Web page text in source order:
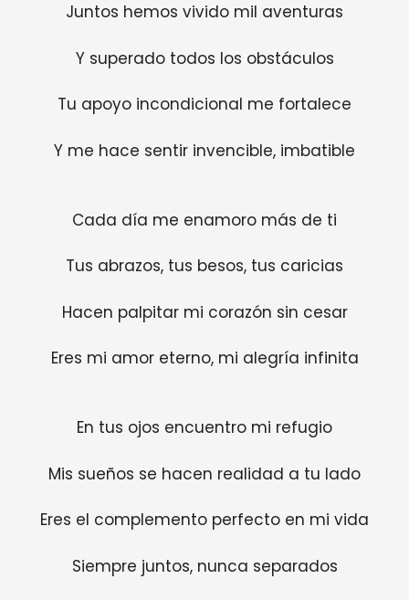
Juntos hemos vivido mil aventuras
Y superado todos los obstáculos
Tu apoyo incondicional me fortalece
Y me hace sentir invencible, imbatible
Cada día me enamoro más de ti
Tus abrazos, tus besos, tus caricias
Hacen palpitar mi corazón sin cesar
Eres mi amor eterno, mi alegría infinita
En tus ojos encuentro mi refugio
Mis sueños se hacen realidad a tu lado
Eres el complemento perfecto en mi vida
Siempre juntos, nunca separados